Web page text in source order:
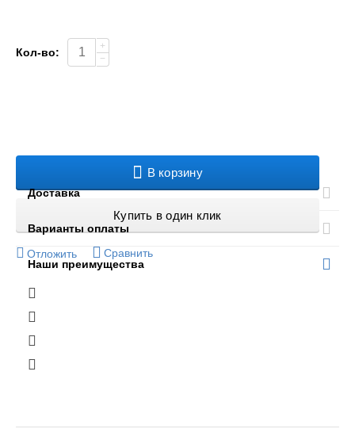
Кол-во:
+
−
В корзину
Купить в один клик
Отложить Сравнить
Доставка
Варианты оплаты
Наши преимущества